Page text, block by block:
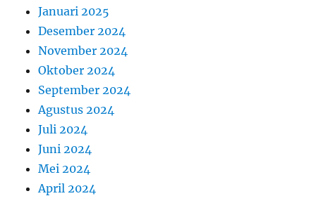
Januari 2025
Desember 2024
November 2024
Oktober 2024
September 2024
Agustus 2024
Juli 2024
Juni 2024
Mei 2024
April 2024